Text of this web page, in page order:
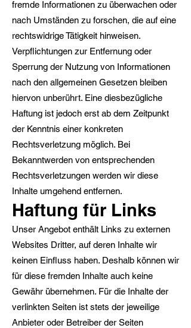
fremde Informationen zu überwachen oder
nach Umständen zu forschen, die auf eine
rechtswidrige Tätigkeit hinweisen.
Verpflichtungen zur Entfernung oder
Sperrung der Nutzung von Informationen
nach den allgemeinen Gesetzen bleiben
hiervon unberührt. Eine diesbezügliche
Haftung ist jedoch erst ab dem Zeitpunkt
der Kenntnis einer konkreten
Rechtsverletzung möglich. Bei
Bekanntwerden von entsprechenden
Rechtsverletzungen werden wir diese
Inhalte umgehend entfernen.
Haftung für Links
Unser Angebot enthält Links zu externen
Websites Dritter, auf deren Inhalte wir
keinen Einfluss haben. Deshalb können wir
für diese fremden Inhalte auch keine
Gewähr übernehmen. Für die Inhalte der
verlinkten Seiten ist stets der jeweilige
Anbieter oder Betreiber der Seiten